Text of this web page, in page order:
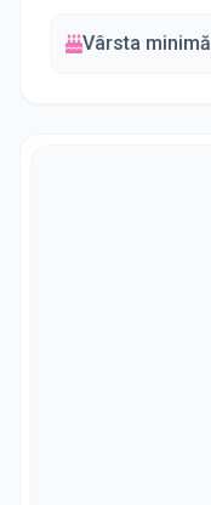
Vârsta minimă